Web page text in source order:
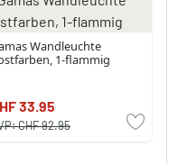
Wandleuchte
1-flammig
33.95
CHF 92.95